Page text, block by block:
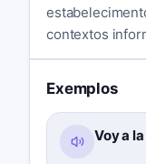
contextos
Exemplos
Voy a